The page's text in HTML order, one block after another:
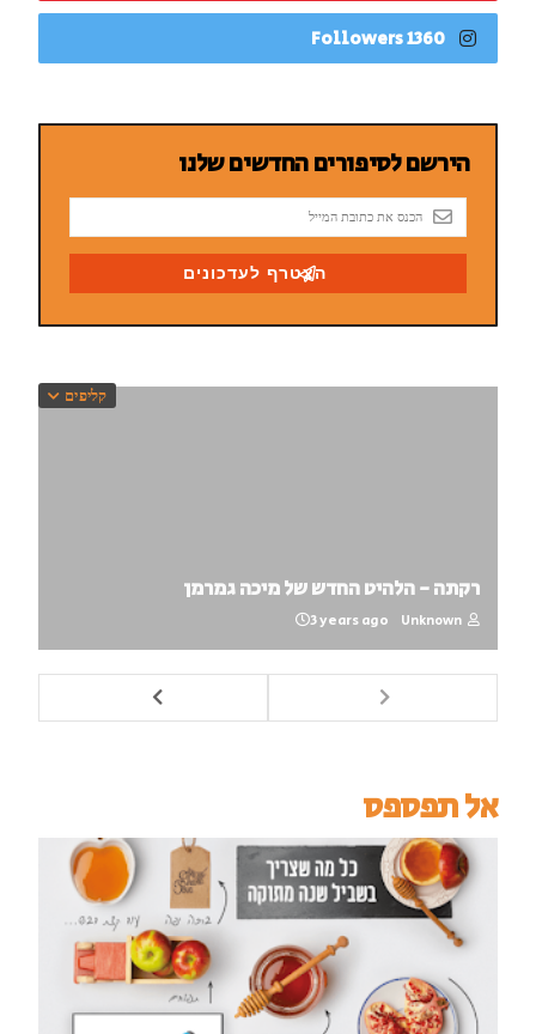
1360 Followers
קליפים
רקתה - הלהיט החדש של מיכה גמרמן
Unknown
3 years ago
אל תפספס